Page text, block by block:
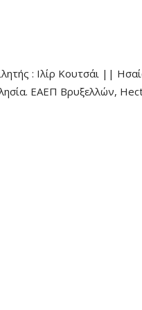
: Ιλίρ Κουτσάι ||
ΕΑΕΠ Βρυξελλών,